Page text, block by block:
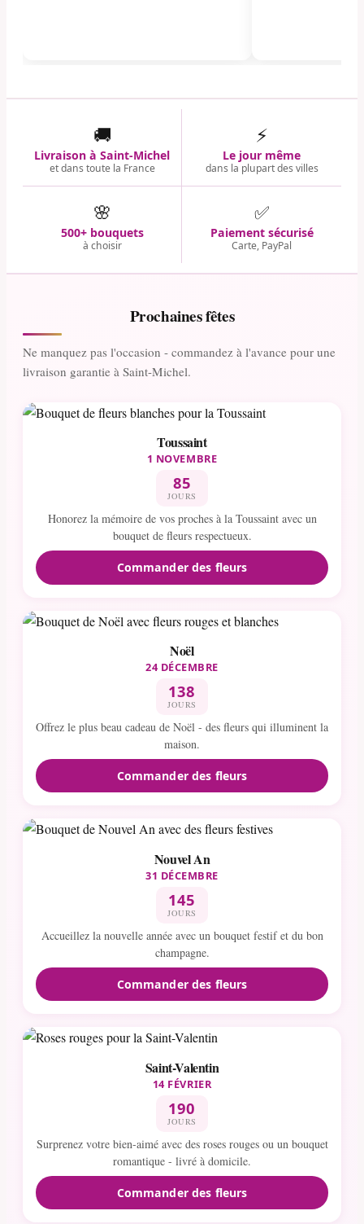
🚚
Livraison à Saint-Michel
et dans toute la France
⚡
Le jour même
dans la plupart des villes
🌸
500+ bouquets
à choisir
✅
Paiement sécurisé
Carte, PayPal
Prochaines fêtes
Ne manquez pas l'occasion - commandez à l'avance pour une
livraison garantie à Saint-Michel.
Toussaint
1 NOVEMBRE
85
JOURS
Honorez la mémoire de vos proches à la Toussaint avec un
bouquet de fleurs respectueux.
Commander des fleurs
Noël
24 DÉCEMBRE
138
JOURS
Offrez le plus beau cadeau de Noël - des fleurs qui illuminent la
maison.
Commander des fleurs
Nouvel An
31 DÉCEMBRE
145
JOURS
Accueillez la nouvelle année avec un bouquet festif et du bon
champagne.
Commander des fleurs
Saint-Valentin
14 FÉVRIER
190
JOURS
Surprenez votre bien-aimé avec des roses rouges ou un bouquet
romantique - livré à domicile.
Commander des fleurs